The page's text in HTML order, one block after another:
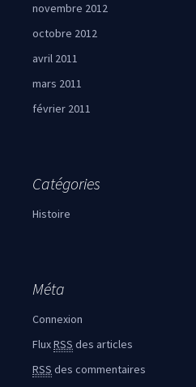
novembre 2012
octobre 2012
avril 2011
mars 2011
février 2011
Catégories
Histoire
Méta
Connexion
FluxRSS des articles
RSS des commentaires